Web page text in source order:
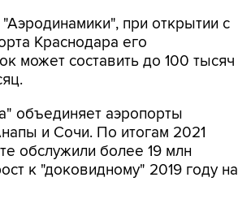
при открытии с
Краснодара его
может составить до 100 тысяч
объединяет аэропорты
и Сочи. По итогам 2021
обслужили более 19 млн
к "доковидному" 2019 году на